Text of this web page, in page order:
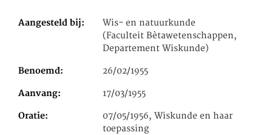
Aangesteld bij
Wis- en natuurkunde
(Faculteit Bètawetenschappen,
Departement Wiskunde)
Benoemd 26/02/1955
Aanvang 17/03/1955
Oratie
07/05/1956, Wiskunde en haar
toepassing